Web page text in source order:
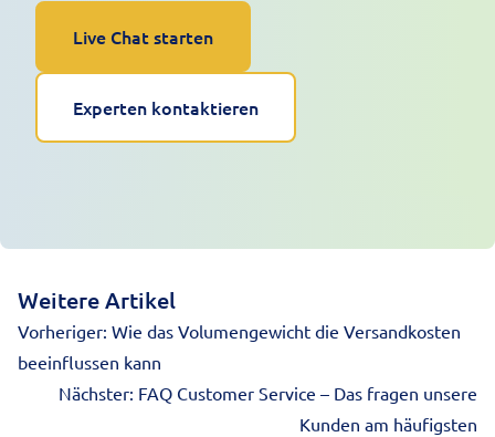
Live Chat starten
Experten kontaktieren
Weitere Artikel
Vorheriger: Wie das Volumengewicht die Versandkosten
beeinflussen kann
Nächster: FAQ Customer Service – Das fragen unsere
Kunden am häufigsten